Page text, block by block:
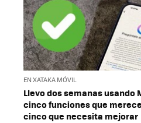
EN XATAKA MÓVIL
Llevo dos semanas usando
cinco funciones que
cinco que necesita mejorar